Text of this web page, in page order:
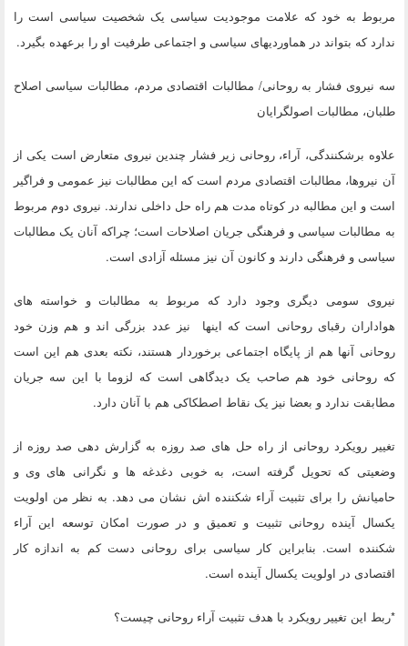
مربوط به خود که علامت موجودیت سیاسی یک شخصیت سیاسی است را
ندارد که بتواند در هماوردیهای سیاسی و اجتماعی طرفیت او را برعهده بگیرد.
سه نیروی فشار به روحانی/ مطالبات اقتصادی مردم، مطالبات سیاسی اصلاح
طلبان، مطالبات اصولگرایان
علاوه برشکنندگی، آراء، روحانی زیر فشار چندین نیروی متعارض است یکی از
آن نیروها، مطالبات اقتصادی مردم است که این مطالبات نیز عمومی و فراگیر
است و این مطالبه در کوتاه مدت هم راه حل داخلی ندارند. نیروی دوم مربوط
به مطالبات سیاسی و فرهنگی جریان اصلاحات است؛ چراکه آنان یک مطالبات
سیاسی و فرهنگی دارند و کانون آن نیز مسئله آزادی است.
نیروی سومی دیگری وجود دارد که مربوط به مطالبات و خواسته های
هواداران رقبای روحانی است که اینها نیز عدد بزرگی اند و هم وزن خود
روحانی آنها هم از پایگاه اجتماعی برخوردار هستند، نکته بعدی هم این است
که روحانی خود هم صاحب یک دیدگاهی است که لزوما با این سه جریان
مطابقت ندارد و بعضا نیز یک نقاط اصطکاکی هم با آنان دارد.
تغییر رویکرد روحانی از راه حل های صد روزه به گزارش دهی صد روزه از
وضعیتی که تحویل گرفته است، به خوبی دغدغه ها و نگرانی های وی و
حامیانش را برای تثبیت آراء شکننده اش نشان می دهد. به نظر من اولویت
یکسال آینده روحانی تثبیت و تعمیق و در صورت امکان توسعه این آراء
شکننده است. بنابراین کار سیاسی برای روحانی دست کم به اندازه کار
اقتصادی در اولویت یکسال آینده است.
*ربط این تغییر رویکرد با هدف تثبیت آراء روحانی چیست؟